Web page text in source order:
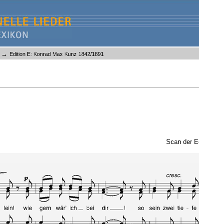
→ Edition E: Konrad Max Kunz 1842/1891
Scan der